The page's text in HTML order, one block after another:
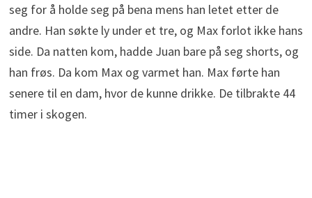
seg for å holde seg på bena mens han letet etter de
andre. Han søkte ly under et tre, og Max forlot ikke hans
side. Da natten kom, hadde Juan bare på seg shorts, og
han frøs. Da kom Max og varmet han. Max førte han
senere til en dam, hvor de kunne drikke. De tilbrakte 44
timer i skogen.